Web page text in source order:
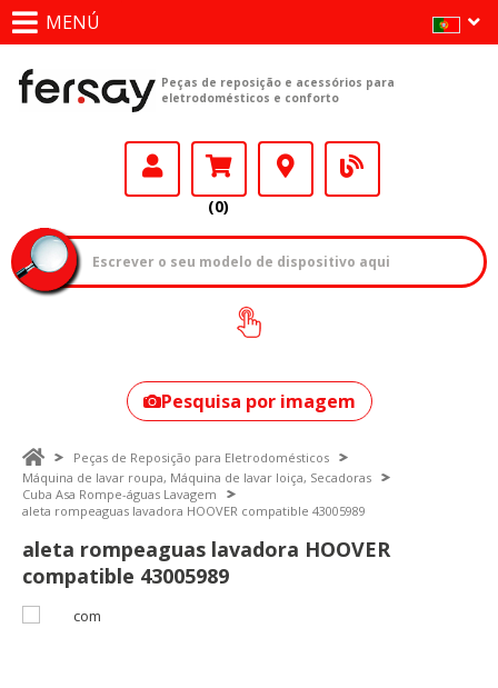
MENÚ
Peças de reposição e acessórios para
eletrodomésticos e conforto
(0)
Como encontrar
o seu modelo?
Pesquisa por imagem
Peças de Reposição para Eletrodomésticos
Máquina de lavar roupa, Máquina de lavar loiça, Secadoras
Cuba Asa Rompe-águas Lavagem
aleta rompeaguas lavadora HOOVER compatible 43005989
aleta rompeaguas lavadora HOOVER
compatible 43005989